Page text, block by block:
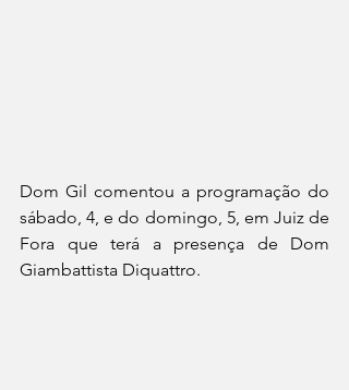
Dom Gil comentou a programação do
sábado, 4, e do domingo, 5, em Juiz de
Fora que terá a presença de Dom
Giambattista Diquattro.